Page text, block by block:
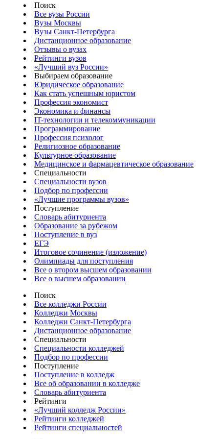
Поиск
Все вузы России
Вузы Москвы
Вузы Санкт-Петербурга
Дистанционное образование
Отзывы о вузах
Рейтинги вузов
«Лучший вуз России»
Выбираем образование
Юридическое образование
Как стать успешным юристом
Профессия экономист
Экономика и финансы
IT-технологии и телекоммуникации
Программирование
Профессия психолог
Религиозное образование
Культурное образование
Медицинское и фармацевтическое образование
Специальности
Специальности вузов
Подбор по профессии
«Лучшие программы вузов»
Поступление
Словарь абитуриента
Образование за рубежом
Поступление в вуз
ЕГЭ
Итоговое сочинение (изложение)
Олимпиады для поступления
Все о втором высшем образовании
Все о высшем образовании
Поиск
Все колледжи России
Колледжи Москвы
Колледжи Санкт-Петербурга
Дистанционное образование
Специальности
Специальности колледжей
Подбор по профессии
Поступление
Поступление в колледж
Все об образовании в колледже
Словарь абитуриента
Рейтинги
«Лучший колледж России»
Рейтинги колледжей
Рейтинги специальностей